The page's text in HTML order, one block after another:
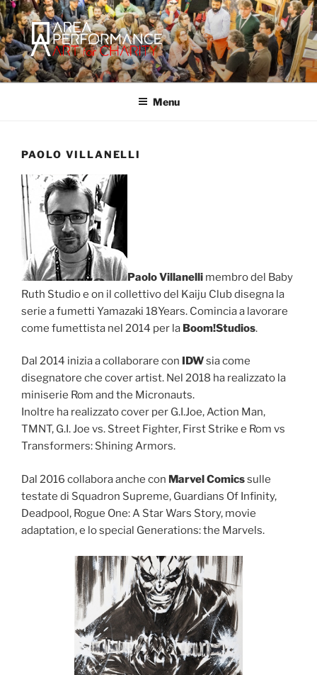
Salta
al
contenuto
AREA PERFORMANCE
Sito ufficiale della Onlus Area Performance.
Menu
PAOLO VILLANELLI
Paolo Villanelli membro del Baby
Ruth Studio e on il collettivo del Kaiju Club disegna la
serie a fumetti Yamazaki 18Years. Comincia a lavorare
come fumettista nel 2014 per la Boom!Studios.
Dal 2014 inizia a collaborare con IDWsia come
disegnatore che cover artist. Nel 2018 ha realizzato la
miniserie Rom and the Micronauts.
Inoltre ha realizzato cover per G.I.Joe, Action Man,
TMNT, G.I. Joe vs. Street Fighter, First Strike e Rom vs
Transformers: Shining Armors.
Dal 2016 collabora anche con Marvel Comicssulle
testate di Squadron Supreme, Guardians Of Infinity,
Deadpool, Rogue One: A Star Wars Story, movie
adaptation, e lo special Generations: the Marvels.